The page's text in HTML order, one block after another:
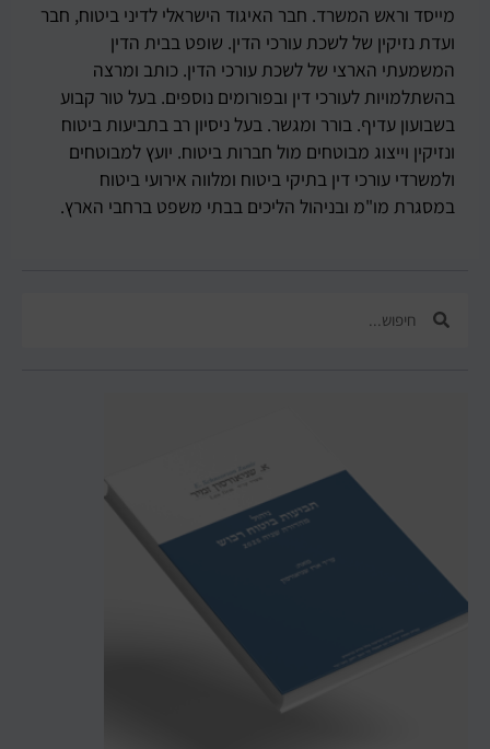
מייסד וראש המשרד. חבר האיגוד הישראלי לדיני ביטוח, חבר
ועדת נזיקין של לשכת עורכי הדין. שופט בבית הדין
המשמעתי הארצי של לשכת עורכי הדין. כותב ומרצה
בהשתלמויות לעורכי דין ובפורומים נוספים. בעל טור קבוע
בשבועון עדיף. בורר ומגשר. בעל ניסיון רב בתביעות ביטוח
ונזיקין וייצוג מבוטחים מול חברות ביטוח. יועץ למבוטחים
ולמשרדי עורכי דין בתיקי ביטוח ומלווה אירועי ביטוח
במסגרת מו"מ ובניהול הליכים בבתי משפט ברחבי הארץ.